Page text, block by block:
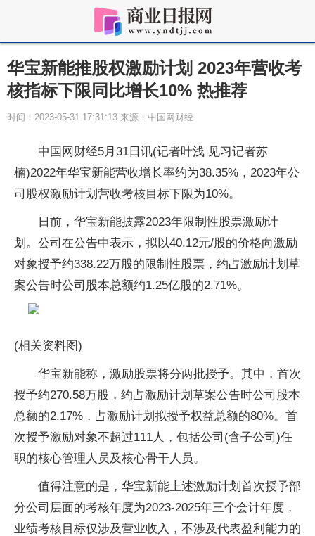
华宝新能推股权激励计划 2023年营收考
核指标下限同比增长10% 热推荐
时间：2023-05-31 17:31:13 来源：中国网财经
中国网财经5月31日讯(记者叶浅 见习记者苏
楠)2022年华宝新能营收增长率约为38.35%，2023年公
司股权激励计划营收考核目标下限为10%。
日前，华宝新能披露2023年限制性股票激励计
划。公司在公告中表示，拟以40.12元/股的价格向激励
对象授予约338.22万股的限制性股票，约占激励计划草
案公告时公司股本总额约1.25亿股的2.71%。
(相关资料图)
华宝新能称，激励股票将分两批授予。其中，首次
授予约270.58万股，约占激励计划草案公告时公司股本
总额的2.17%，占激励计划拟授予权益总额的80%。首
次授予激励对象不超过111人，包括公司(含子公司)任
职的核心管理人员及核心骨干人员。
值得注意的是，华宝新能上述激励计划首次授予部
分公司层面的考核年度为2023-2025年三个会计年度，
业绩考核目标仅涉及营业收入，不涉及代表盈利能力的